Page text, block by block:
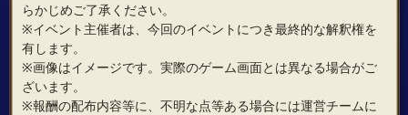
らかじめご了承ください。
※イベント主催者は、今回のイベントにつき最終的な解釈権を
有します。
※画像はイメージです。実際のゲーム画面とは異なる場合がご
ざいます。
※報酬の配布内容等に、不明な点等ある場合には運営チームに